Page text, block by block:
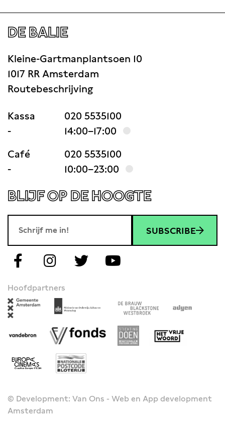
DE BALIE
Kleine-Gartmanplantsoen 10
1017 RR Amsterdam
Routebeschrijving
Kassa
020 5535100
-
14:00–17:00
Café
020 5535100
-
10:00–23:00
BLIJF OP DE HOOGTE
SUBSCRIBE
Hoofdpartners
© Development: Van Ons - Web en App development
Amsterdam